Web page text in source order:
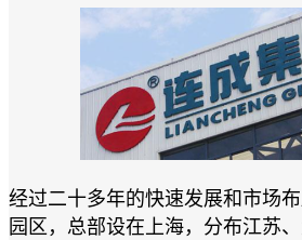
经过二十多年的快速发展和市场
园区，总部设在上海，分布江苏